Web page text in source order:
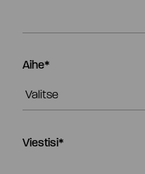
Aihe*
Viestisi*